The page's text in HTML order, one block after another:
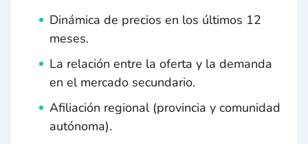
Dinámica de precios en los últimos 12
meses.
La relación entre la oferta y la demanda
en el mercado secundario.
Afiliación regional (provincia y comunidad
autónoma).